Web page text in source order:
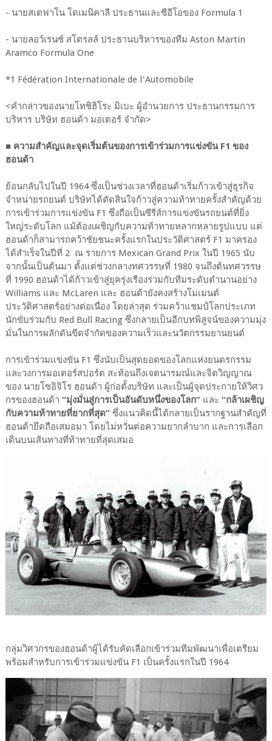
- นายสเตฟาโน โดเมนิคาลี ประธานและซีอีโอของ Formula 1
- นายลอว์เรนซ์ สโตรลล์ ประธานบริหารของทีม Aston Martin
Aramco Formula One
*1 Fédération Internationale de lʼAutomobile
<คำกล่าวของนายโทชิฮิโระ มิเบะ ผู้อำนวยการ ประธานกรรมการ
บริหาร บริษัท ฮอนด้า มอเตอร์ จำกัด>
■ ความสำคัญและจุดเริ่มต้นของการเข้าร่วมการแข่งขัน F1 ของ
ฮอนด้า
ย้อนกลับไปในปี 1964 ซึ่งเป็นช่วงเวลาที่ฮอนด้าเริ่มก้าวเข้าสู่ธุรกิจ
จำหน่ายรถยนต์ บริษัทได้ตัดสินใจก้าวสู่ความท้าทายครั้งสำคัญด้วย
การเข้าร่วมการแข่งขัน F1 ซึ่งถือเป็นซีรีส์การแข่งขันรถยนต์ที่ยิ่ง
ใหญ่ระดับโลก แม้ต้องเผชิญกับความท้าทายหลากหลายรูปแบบ แต่
ฮอนด้าก็สามารถคว้าชัยชนะครั้งแรกในประวัติศาสตร์ F1 มาครอง
ได้สำเร็จในปีที่ 2 ณ รายการ Mexican Grand Prix ในปี 1965 นับ
จากนั้นเป็นต้นมา ตั้งแต่ช่วงกลางทศวรรษที่ 1980 จนถึงต้นทศวรรษ
ที่ 1990 ฮอนด้าได้ก้าวเข้าสู่ยุครุ่งเรืองร่วมกับทีมระดับตำนานอย่าง
Williams และ McLaren และ ฮอนด้ายังคงสร้างโมเมนต์
ประวัติศาสตร์อย่างต่อเนื่อง โดยล่าสุด ร่วมคว้าแชมป์โลกประเภท
นักขับร่วมกับ Red Bull Racing ซึ่งกลายเป็นอีกบทพิสูจน์ของความมุ่ง
มั่นในการผลักดันขีดจำกัดของความเร็วและนวัตกรรมยานยนต์
การเข้าร่วมแข่งขัน F1 ซึ่งนับเป็นสุดยอดของโลกแห่งยนตรกรรม
และวงการมอเตอร์สปอร์ต สะท้อนถึงเจตนารมณ์และจิตวิญญาณ
ของ นายโซอิจิโร ฮอนด้า ผู้ก่อตั้งบริษัท และเป็นผู้จุดประกายให้วิศว
กรของฮอนด้า “มุ่งมั่นสู่การเป็นอันดับหนึ่งของโลก”และ “กล้าเผชิญ
กับความท้าทายที่ยากที่สุด”ซึ่งแนวคิดนี้ได้กลายเป็นรากฐานสำคัญที่
ฮอนด้ายึดถือเสมอมา โดยไม่หวั่นต่อความยากลำบาก และการเลือก
เดินบนเส้นทางที่ท้าทายที่สุดเสมอ
กลุ่มวิศวกรของฮอนด้าผู้ได้รับคัดเลือกเข้าร่วมทีมพัฒนาเพื่อเตรียม
พร้อมสำหรับการเข้าร่วมแข่งขัน F1 เป็นครั้งแรกในปี 1964